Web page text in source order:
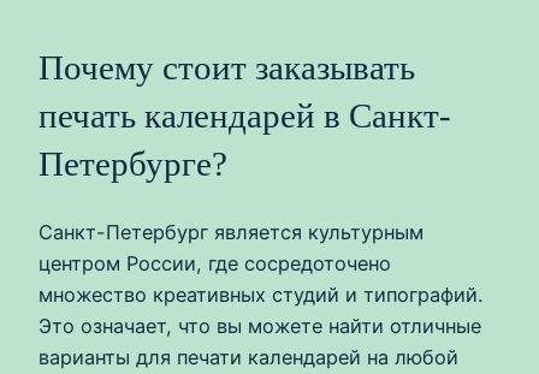
Почему стоит заказывать
печать календарей в Санкт-
Петербурге?
Санкт-Петербург является культурным
центром России, где сосредоточено
множество креативных студий и типографий.
Это означает, что вы можете найти отличные
варианты для печати календарей на любой